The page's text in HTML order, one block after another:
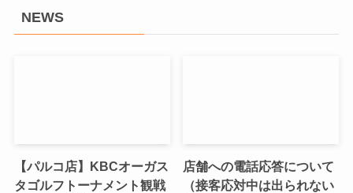
NEWS
【パルコ店】KBCオーガス
タゴルフトーナメント観戦
店舗への電話応答について
（接客応対中は出られない